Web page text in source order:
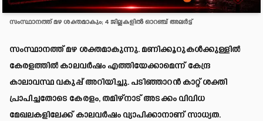
സംസ്ഥാനത്ത് മഴ ശക്തമാകും; 4 ജില്ലകളിൽ ഓറഞ്ച് അലർട്ട്
സംസ്ഥാനത്ത് മഴ ശക്തമാകുന്നു. മണിക്കൂറുകൾക്കുള്ളിൽ
കേരളത്തിൽ കാലവർഷം എത്തിയേക്കാമെന്ന് കേന്ദ്ര
കാലാവസ്ഥ വകുപ്പ് അറിയിച്ചു. പടിഞ്ഞാറൻ കാറ്റ് ശക്തി
പ്രാപിച്ചതോടെ കേരളം, തമിഴ്നാട് അടക്കം വിവിധ
മേഖലകളിലേക്ക് കാലവർഷം വ്യാപിക്കാനാണ് സാധ്യത.